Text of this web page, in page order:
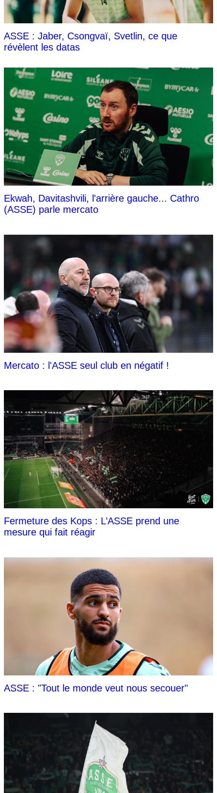
ASSE : Jaber, Csongvaï, Svetlin, ce que
révèlent les datas
Ekwah, Davitashvili, l'arrière gauche... Cathro
(ASSE) parle mercato
Mercato : l'ASSE seul club en négatif !
Fermeture des Kops : L’ASSE prend une
mesure qui fait réagir
ASSE : "Tout le monde veut nous secouer"